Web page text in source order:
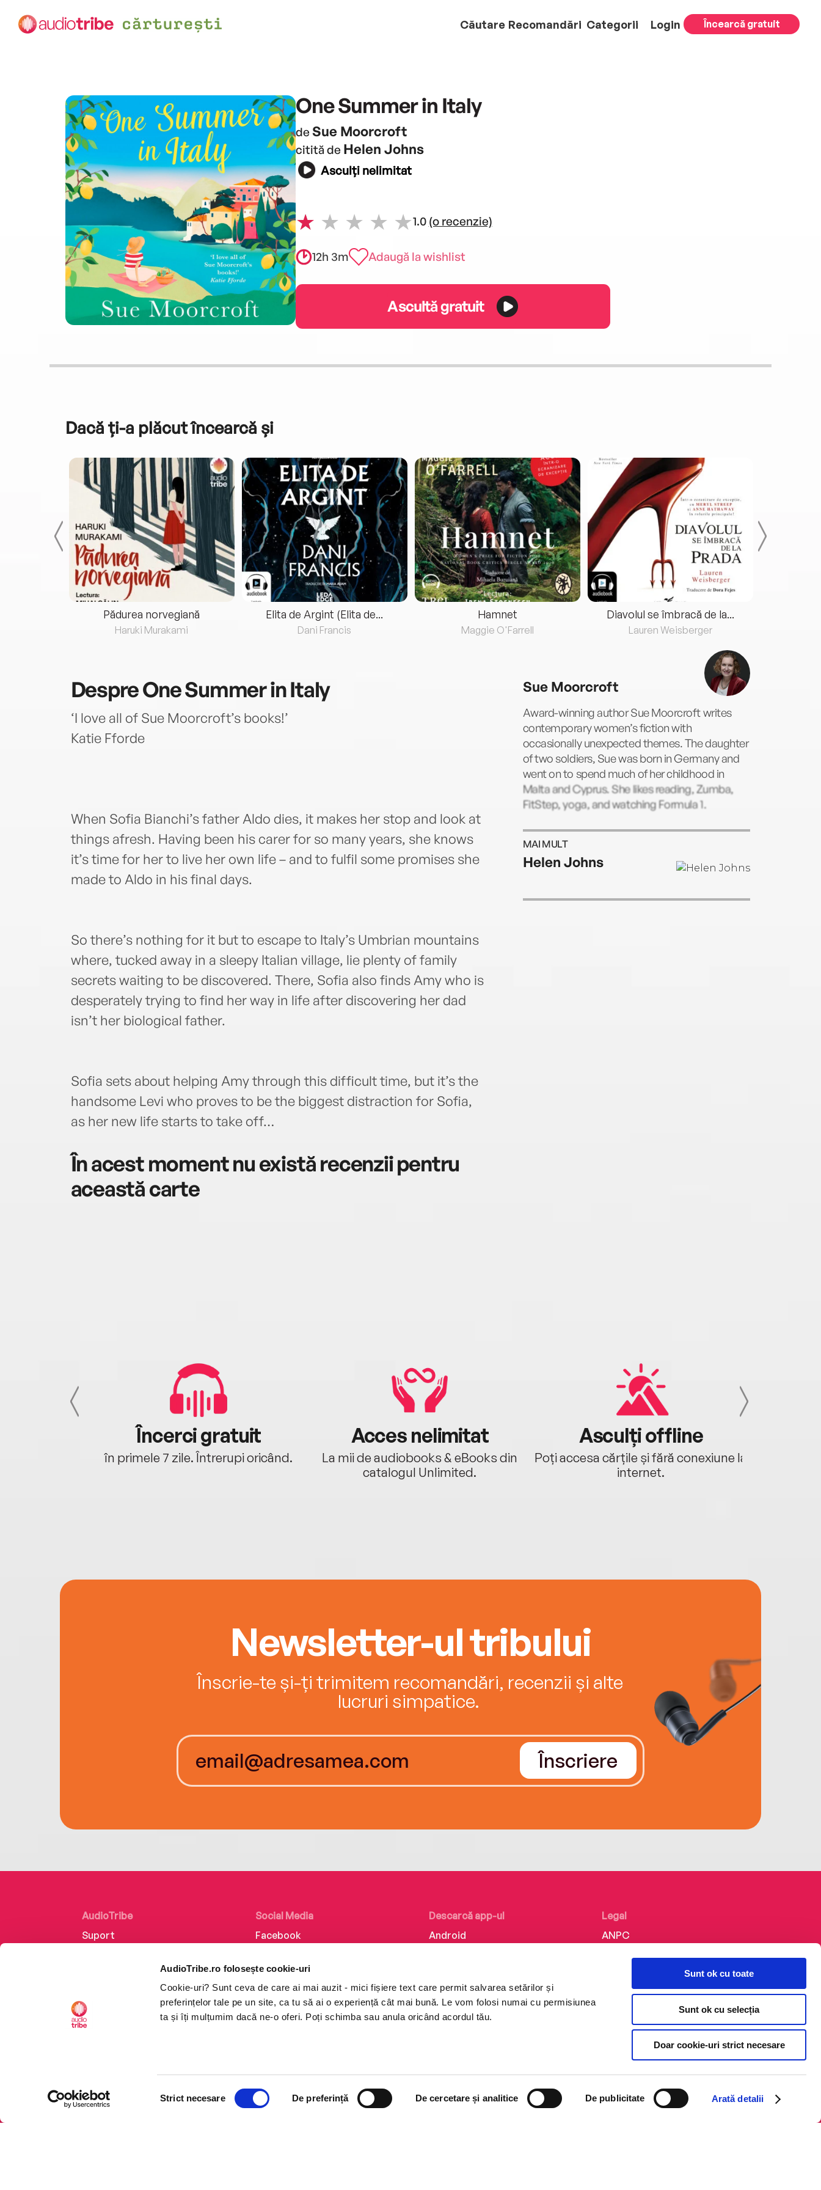
AudioTribe.ro folosește cookie-uri
Cookie-uri? Sunt ceva de care ai mai auzit - mici fișiere text care permit salvarea setărilor și
preferințelor tale pe un site, ca tu să ai o experiență cât mai bună. Le vom folosi numai cu permisiunea
ta și îți mulțumim dacă ne-o oferi. Poți schimba sau anula oricând acordul tău.
Strict necesare De preferință De cercetare și analitice De publicitate Arată detalii
Sunt ok cu toate
Sunt ok cu selecția
Doar cookie-uri strict necesare
Căutare Recomandări Categorii Login Încearcă gratuit
One Summer in Italy
de Sue Moorcroft
citită de Helen Johns
Asculți nelimitat
1.0 (o recenzie)
12h 3m Adaugă la wishlist
Ascultă gratuit
Dacă ți-a plăcut încearcă și
Pădurea norvegiană
Haruki Murakami
Elita de Argint (Elita de...
Dani Francis
Hamnet
Maggie O'Farrell
Diavolul se îmbracă de la...
Lauren Weisberger
DespreOne Summer in Italy
‘I love all of Sue Moorcroft’s books!’
Katie Fforde
When Sofia Bianchi’s father Aldo dies, it makes her stop and look at
things afresh. Having been his carer for so many years, she knows
it’s time for her to live her own life – and to fulfil some promises she
made to Aldo in his final days.
So there’s nothing for it but to escape to Italy’s Umbrian mountains
where, tucked away in a sleepy Italian village, lie plenty of family
secrets waiting to be discovered. There, Sofia also finds Amy who is
desperately trying to find her way in life after discovering her dad
isn’t her biological father.
Sofia sets about helping Amy through this difficult time, but it’s the
handsome Levi who proves to be the biggest distraction for Sofia,
as her new life starts to take off…
În acest moment nu există recenzii pentru
această carte
Sue Moorcroft
Award-winning author Sue Moorcroft writes
contemporary women’s fiction with
occasionally unexpected themes. The daughter
of two soldiers, Sue was born in Germany and
went on to spend much of her childhood in
Malta and Cyprus. She likes reading, Zumba,
FitStep, yoga, and watching Formula 1.
MAI MULT
Helen Johns
Încerci gratuit
în primele 7 zile. Întrerupi oricând.
Acces nelimitat
La mii de audiobooks & eBooks din
catalogul Unlimited.
Asculți offline
Poți accesa cărțile și fără conexiune la
internet.
Newsletter-ul tribului
Înscrie-te și-ți trimitem recomandări, recenzii și alte
lucruri simpatice.
Înscriere
AudioTribe
Suport
Retragere din comandă
Social Media
Facebook
Instagram
TikTok
Descarcă app-ul
Android
Legal
ANPC
Politica de confidențialitate
Termeni și condiții